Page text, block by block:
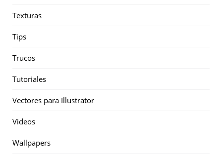
Texturas
Tips
Trucos
Tutoriales
Vectores para Illustrator
Videos
Wallpapers